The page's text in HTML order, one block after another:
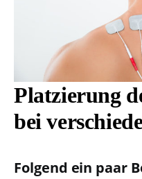
Platzierung
bei
Folgend ein paar